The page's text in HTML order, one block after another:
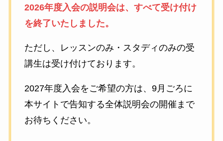
2026年度入会の説明会は、すべて受け付け
を終了いたしました。
ただし、レッスンのみ・スタディのみの受
講生は受け付けております。
2027年度入会をご希望の方は、9月ごろに
本サイトで告知する全体説明会の開催まで
お待ちください。